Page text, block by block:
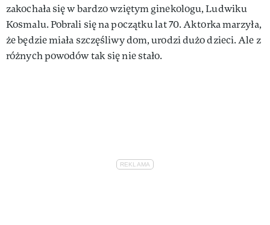
zakochała się w bardzo wziętym ginekologu, Ludwiku
Kosmalu. Pobrali się na początku lat 70. Aktorka marzyła,
że będzie miała szczęśliwy dom, urodzi dużo dzieci. Ale z
różnych powodów tak się nie stało.